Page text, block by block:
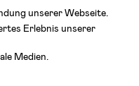
unserer Webseite.
Erlebnis unserer
Medien.